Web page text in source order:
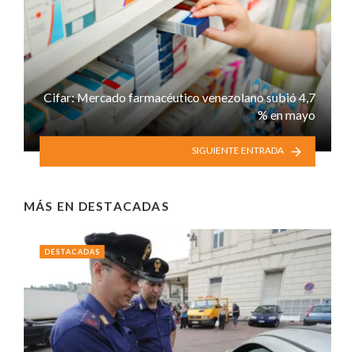
Cifar: Mercado farmacéutico venezolano subió 4,7
% en mayo
SIGUIENTE ENTRADA
MÁS EN DESTACADAS
DESTACADAS